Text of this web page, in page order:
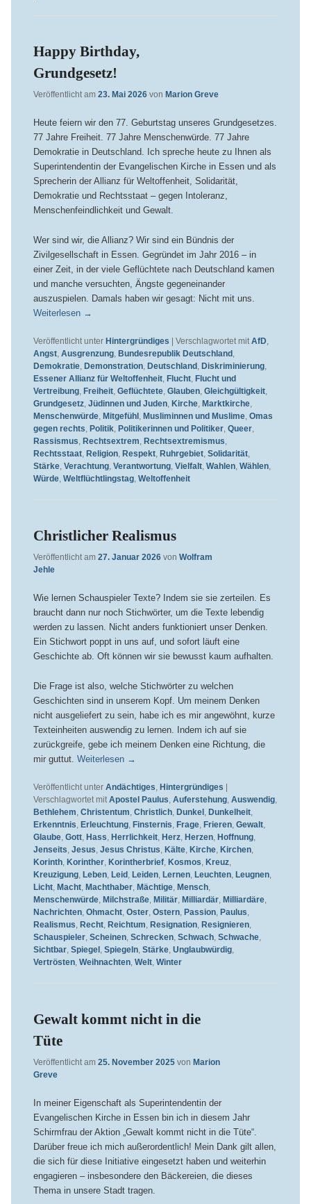
Happy Birthday,
Grundgesetz!
Veröffentlicht am 23. Mai 2026 von Marion Greve
Heute feiern wir den 77. Geburtstag unseres Grundgesetzes.
77 Jahre Freiheit. 77 Jahre Menschenwürde. 77 Jahre
Demokratie in Deutschland. Ich spreche heute zu Ihnen als
Superintendentin der Evangelischen Kirche in Essen und als
Sprecherin der Allianz für Weltoffenheit, Solidarität,
Demokratie und Rechtsstaat – gegen Intoleranz,
Menschenfeindlichkeit und Gewalt.
Wer sind wir, die Allianz? Wir sind ein Bündnis der
Zivilgesellschaft in Essen. Gegründet im Jahr 2016 – in
einer Zeit, in der viele Geflüchtete nach Deutschland kamen
und manche versuchten, Ängste gegeneinander
auszuspielen. Damals haben wir gesagt: Nicht mit uns.
Weiterlesen →
Veröffentlicht unter Hintergründiges | Verschlagwortet mit AfD
Angst, Ausgrenzung, Bundesrepublik Deutschland,
Demokratie, Demonstration, Deutschland, Diskriminierung,
Essener Allianz für Weltoffenheit, Flucht, Flucht und
Vertreibung, Freiheit, Geflüchtete, Glauben, Gleichgültigkeit,
Grundgesetz, Jüdinnen und Juden, Kirche, Marktkirche,
Menschenwürde, Mitgefühl, Musliminnen und Muslime, Omas
gegen rechts Politik, Politikerinnen und Politiker, Queer,
Rassismus Rechtsextrem Rechtsextremismus
Rechtsstaat, Religion, Respekt, Ruhrgebiet, Solidarität,
Stärke, Verachtung, Verantwortung, Vielfalt, Wahlen, Wählen,
Würde, Weltflüchtlingstag, Weltoffenheit
Christlicher Realismus
Veröffentlicht am 27. Januar 2026 von Wolfram
Jehle
Wie lernen Schauspieler Texte? Indem sie sie zerteilen. Es
braucht dann nur noch Stichwörter, um die Texte lebendig
werden zu lassen. Nicht anders funktioniert unser Denken.
Ein Stichwort poppt in uns auf, und sofort läuft eine
Geschichte ab. Oft können wir sie bewusst kaum aufhalten.
Die Frage ist also, welche Stichwörter zu welchen
Geschichten sind in unserem Kopf. Um meinem Denken
nicht ausgeliefert zu sein, habe ich es mir angewöhnt, kurze
Texteinheiten auswendig zu lernen. Indem ich auf sie
zurückgreife, gebe ich meinem Denken eine Richtung, die
mir guttut. Weiterlesen →
Veröffentlicht unter Andächtiges Hintergründiges |
Verschlagwortet mit Apostel Paulus Auferstehung, Auswendig,
Bethlehem Christentum Christlich, Dunkel, Dunkelheit,
Erkenntnis Erleuchtung, Finsternis Frage, Frieren, Gewalt,
Glaube, Gott, Hass Herrlichkeit, Herz, Herzen, Hoffnung,
Jenseits Jesus Jesus Christus Kälte, Kirche, Kirchen,
Korinth, Korinther, Korintherbrief, Kosmos Kreuz,
Kreuzigung, Leben, Leid, Leiden, Lernen, Leuchten, Leugnen,
Licht, Macht, Machthaber, Mächtige, Mensch,
Menschenwürde, Milchstraße, Militär, Milliardär, Milliardäre,
Nachrichten, Ohmacht, Oster, Ostern, Passion, Paulus
Realismus Recht, Reichtum Resignation, Resignieren,
Schauspieler, Scheinen, Schrecken, Schwach, Schwache,
Sichtbar, Spiegel, Spiegeln, Stärke, Unglaubwürdig,
Vertrösten, Weihnachten, Welt, Winter
Gewalt kommt nicht in die
Tüte
Veröffentlicht am 25. November 2025 von Marion
Greve
In meiner Eigenschaft als Superintendentin der
Evangelischen Kirche in Essen bin ich in diesem Jahr
Schirmfrau der Aktion „Gewalt kommt nicht in die Tüte“.
Darüber freue ich mich außerordentlich! Mein Dank gilt allen,
die sich für diese Initiative eingesetzt haben und weiterhin
engagieren – insbesondere den Bäckereien, die dieses
Thema in unsere Stadt tragen.